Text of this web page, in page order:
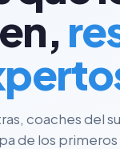
coaches del
de los primeros